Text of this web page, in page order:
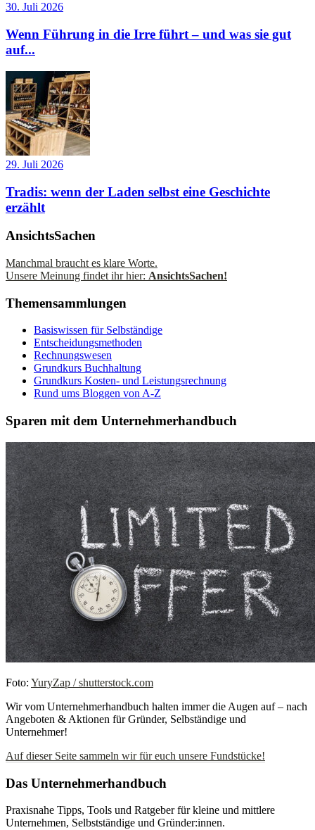
30. Juli 2026
Wenn Führung in die Irre führt – und was sie gut
auf...
29. Juli 2026
Tradis: wenn der Laden selbst eine Geschichte
erzählt
AnsichtsSachen
Manchmal braucht es klare Worte.
Unsere Meinung findet ihr hier: AnsichtsSachen!
Themensammlungen
Basiswissen für Selbständige
Entscheidungsmethoden
Rechnungswesen
Grundkurs Buchhaltung
Grundkurs Kosten- und Leistungsrechnung
Rund ums Bloggen von A-Z
Sparen mit dem Unternehmerhandbuch
Foto: YuryZap / shutterstock.com
Wir vom Unternehmerhandbuch halten immer die Augen auf – nach
Angeboten & Aktionen für Gründer, Selbständige und
Unternehmer!
Auf dieser Seite sammeln wir für euch unsere Fundstücke!
Das Unternehmerhandbuch
Praxisnahe Tipps, Tools und Ratgeber für kleine und mittlere
Unternehmen, Selbstständige und Gründer:innen.